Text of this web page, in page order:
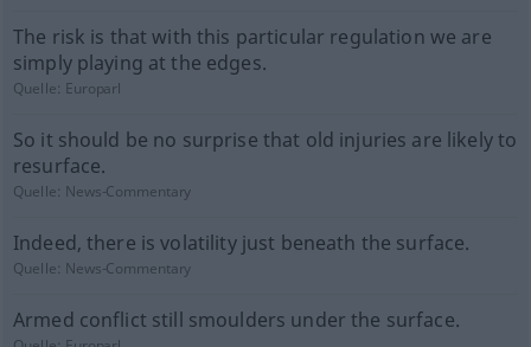
The risk is that with this particular regulation we are
simply playing at the edges.
Quelle: Europarl
So it should be no surprise that old injuries are likely to
resurface.
Quelle: News-Commentary
Indeed, there is volatility just beneath the surface.
Quelle: News-Commentary
Armed conflict still smoulders under the surface.